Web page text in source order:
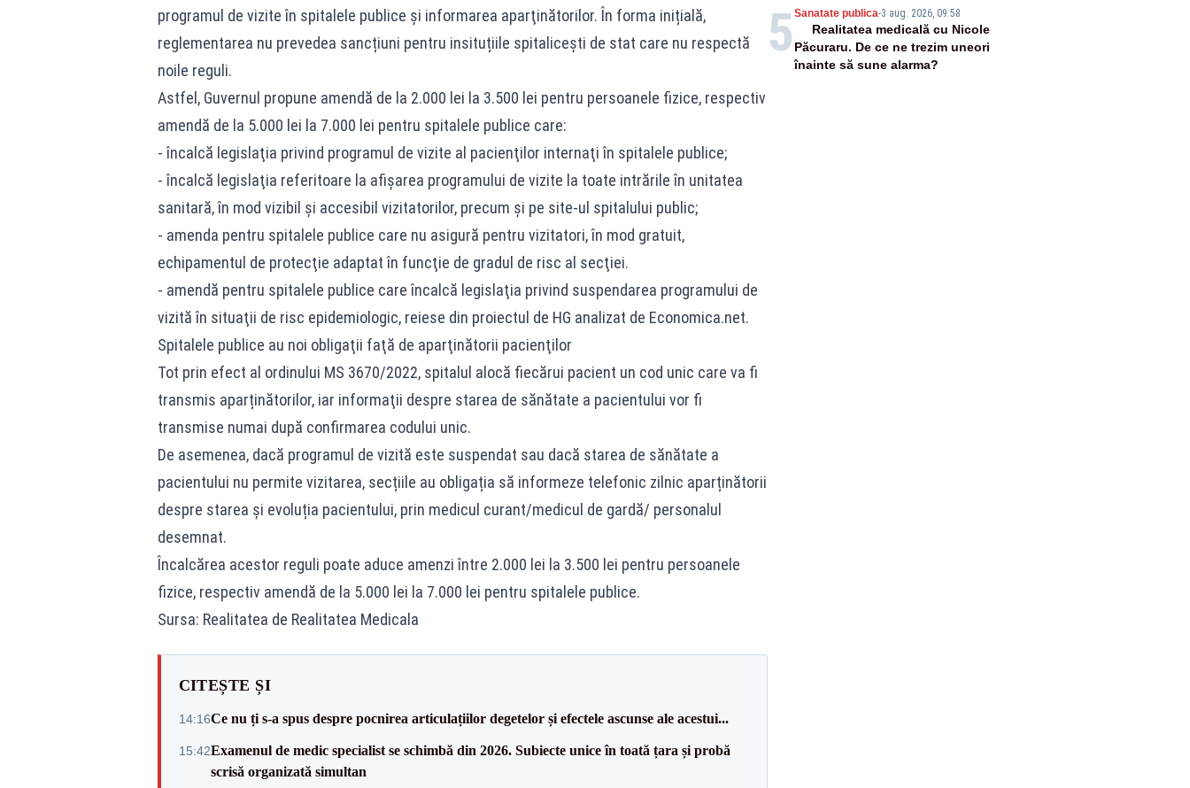
programul de vizite în spitalele publice şi informarea aparţinătorilor. În forma inițială,
reglementarea nu prevedea sancțiuni pentru insituțiile spitalicești de stat care nu respectă
noile reguli.
Astfel, Guvernul propune amendă de la 2.000 lei la 3.500 lei pentru persoanele fizice, respectiv
amendă de la 5.000 lei la 7.000 lei pentru spitalele publice care:
- încalcă legislaţia privind programul de vizite al pacienţilor internaţi în spitalele publice;
- încalcă legislaţia referitoare la afişarea programului de vizite la toate intrările în unitatea
sanitară, în mod vizibil şi accesibil vizitatorilor, precum şi pe site-ul spitalului public;
- amenda pentru spitalele publice care nu asigură pentru vizitatori, în mod gratuit,
echipamentul de protecţie adaptat în funcţie de gradul de risc al secţiei.
- amendă pentru spitalele publice care încalcă legislaţia privind suspendarea programului de
vizită în situaţii de risc epidemiologic, reiese din proiectul de HG analizat de Economica.net.
Spitalele publice au noi obligaţii faţă de aparţinătorii pacienţilor
Tot prin efect al ordinului MS 3670/2022, spitalul alocă fiecărui pacient un cod unic care va fi
transmis aparținătorilor, iar informaţii despre starea de sănătate a pacientului vor fi
transmise numai după confirmarea codului unic.
De asemenea, dacă programul de vizită este suspendat sau dacă starea de sănătate a
pacientului nu permite vizitarea, secțiile au obligația să informeze telefonic zilnic aparținătorii
despre starea și evoluția pacientului, prin medicul curant/medicul de gardă/ personalul
desemnat.
Încalcărea acestor reguli poate aduce amenzi între 2.000 lei la 3.500 lei pentru persoanele
fizice, respectiv amendă de la 5.000 lei la 7.000 lei pentru spitalele publice.
Sursa: Realitatea de Realitatea Medicala
CITEȘTE ȘI
14:16Ce nu ți s-a spus despre pocnirea articulațiilor degetelor și efectele ascunse ale acestui...
15:42Examenul de medic specialist se schimbă din 2026. Subiecte unice în toată țara și probă
scrisă organizată simultan
5 Sanatate publica-3 aug. 2026, 09:58
Realitatea medicală cu Nicole
Păcuraru. De ce ne trezim uneori
înainte să sune alarma?